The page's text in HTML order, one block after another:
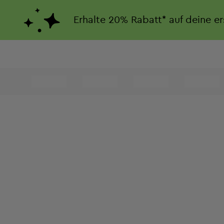
Erhalte 20% Rabatt* auf deine